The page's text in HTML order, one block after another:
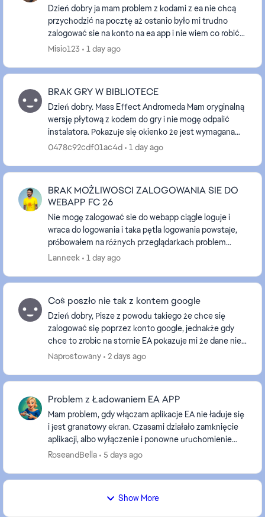
Dzień dobry ja mam problem z kodami z ea nie chcą
przychodzić na pocztę aż ostanio było mi trudno
zalogować sie na konto na ea app i nie wiem co robić
nawet nazwy nie moge zmienić bo muszę potwierdzi...
Misio123 1 day ago
BRAK GRY W BIBLIOTECE
Dzień dobry. Mass Effect Andromeda Mam oryginalną
wersję płytową z kodem do gry i nie mogę odpalić
instalatora. Pokazuje się okienko że jest wymagana
aplikacja origin z kodem błędu 14:1. Po zainsta...
0478c92cdf01ac4d 1 day ago
BRAK MOŻLIWOSCI ZALOGOWANIA SIE DO
WEBAPP FC 26
Nie mogę zalogować sie do webapp ciągle loguje i
wraca do logowania i taka pętla logowania powstaje,
próbowałem na różnych przeglądarkach problem
ciągle się powtarza tak samo w trybie incognito,
Lanneek 1 day ago
Coś poszło nie tak z kontem google
Dzień dobry, Pisze z powodu takiego że chce się
zalogować się poprzez konto google, jednakże gdy
chce to zrobic na stornie EA pokazuje mi że dane nie
zostały wpełni wprowadzone a potem "Coś poszło n...
Naprostowany 2 days ago
Problem z Ładowaniem EA APP
Mam problem, gdy włączam aplikacje EA nie ładuje się
i jest granatowy ekran. Czasami działało zamknięcie
aplikacji, albo wyłączenie i ponowne uruchomienie
komputera, by naprawiło się. Teraz nic nie p...
RoseandBella 5 days ago
Show More